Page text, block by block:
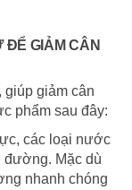
ĐỂ GIẢM CÂN
giúp giảm cân
phẩm sau đây:
các loại nước
Mặc dù
nhanh chóng